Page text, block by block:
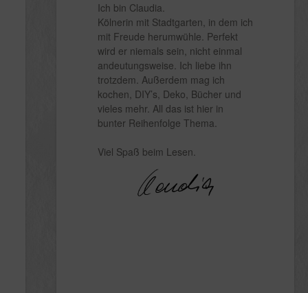
Ich bin Claudia.
Kölnerin mit Stadtgarten, in dem ich
mit Freude herumwühle. Perfekt
wird er niemals sein, nicht einmal
andeutungsweise. Ich liebe ihn
trotzdem. Außerdem mag ich
kochen, DIY’s, Deko, Bücher und
vieles mehr. All das ist hier in
bunter Reihenfolge Thema.
Viel Spaß beim Lesen.